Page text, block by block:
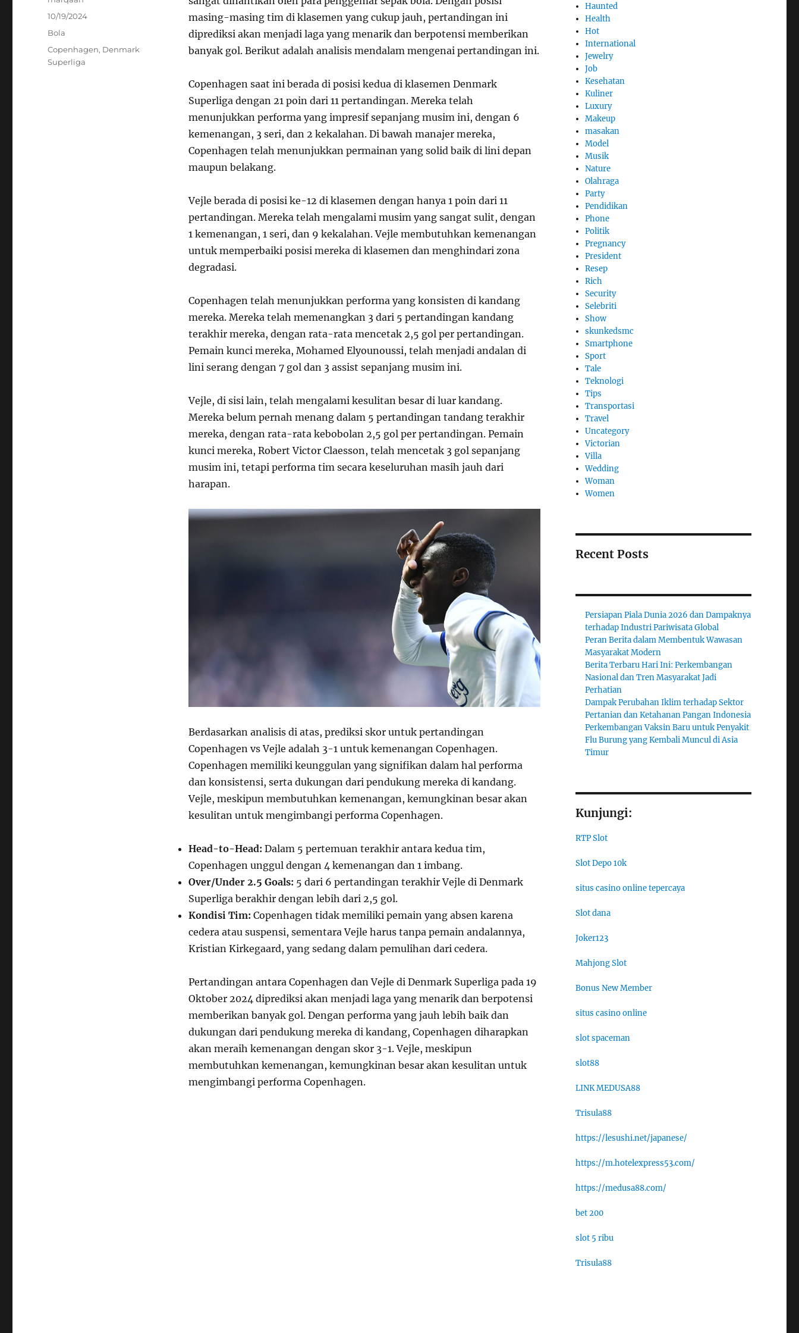
masing-masing tim di klasemen yang cukup jauh, pertandingan ini
diprediksi akan menjadi laga yang menarik dan berpotensi memberikan
banyak gol. Berikut adalah analisis mendalam mengenai pertandingan ini.
Copenhagen saat ini berada di posisi kedua di klasemen Denmark
Superliga dengan 21 poin dari 11 pertandingan. Mereka telah
menunjukkan performa yang impresif sepanjang musim ini, dengan 6
kemenangan, 3 seri, dan 2 kekalahan. Di bawah manajer mereka,
Copenhagen telah menunjukkan permainan yang solid baik di lini depan
maupun belakang.
Vejle berada di posisi ke-12 di klasemen dengan hanya 1 poin dari 11
pertandingan. Mereka telah mengalami musim yang sangat sulit, dengan
1 kemenangan, 1 seri, dan 9 kekalahan. Vejle membutuhkan kemenangan
untuk memperbaiki posisi mereka di klasemen dan menghindari zona
degradasi.
Copenhagen telah menunjukkan performa yang konsisten di kandang
mereka. Mereka telah memenangkan 3 dari 5 pertandingan kandang
terakhir mereka, dengan rata-rata mencetak 2,5 gol per pertandingan.
Pemain kunci mereka, Mohamed Elyounoussi, telah menjadi andalan di
lini serang dengan 7 gol dan 3 assist sepanjang musim ini.
Vejle, di sisi lain, telah mengalami kesulitan besar di luar kandang.
Mereka belum pernah menang dalam 5 pertandingan tandang terakhir
mereka, dengan rata-rata kebobolan 2,5 gol per pertandingan. Pemain
kunci mereka, Robert Victor Claesson, telah mencetak 3 gol sepanjang
musim ini, tetapi performa tim secara keseluruhan masih jauh dari
harapan.
Berdasarkan analisis di atas, prediksi skor untuk pertandingan
Copenhagen vs Vejle adalah 3-1 untuk kemenangan Copenhagen.
Copenhagen memiliki keunggulan yang signifikan dalam hal performa
dan konsistensi, serta dukungan dari pendukung mereka di kandang.
Vejle, meskipun membutuhkan kemenangan, kemungkinan besar akan
kesulitan untuk mengimbangi performa Copenhagen.
Head-to-Head: Dalam 5 pertemuan terakhir antara kedua tim,
Copenhagen unggul dengan 4 kemenangan dan 1 imbang.
Over/Under 2.5 Goals: 5 dari 6 pertandingan terakhir Vejle di Denmark
Superliga berakhir dengan lebih dari 2,5 gol.
Kondisi Tim: Copenhagen tidak memiliki pemain yang absen karena
cedera atau suspensi, sementara Vejle harus tanpa pemain andalannya,
Kristian Kirkegaard, yang sedang dalam pemulihan dari cedera.
Pertandingan antara Copenhagen dan Vejle di Denmark Superliga pada 19
Oktober 2024 diprediksi akan menjadi laga yang menarik dan berpotensi
memberikan banyak gol. Dengan performa yang jauh lebih baik dan
dukungan dari pendukung mereka di kandang, Copenhagen diharapkan
akan meraih kemenangan dengan skor 3-1. Vejle, meskipun
membutuhkan kemenangan, kemungkinan besar akan kesulitan untuk
mengimbangi performa Copenhagen.
Posted
on
10/19/2024
Categories
Bola
Tags
Copenhagen, Denmark
Superliga
Haunted
Health
Hot
International
Jewelry
Job
Kesehatan
Kuliner
Luxury
Makeup
masakan
Model
Musik
Nature
Olahraga
Party
Pendidikan
Phone
Politik
Pregnancy
President
Resep
Rich
Security
Selebriti
Show
skunkedsmc
Smartphone
Sport
Tale
Teknologi
Tips
Transportasi
Travel
Uncategory
Victorian
Villa
Wedding
Woman
Women
Recent Posts
Persiapan Piala Dunia 2026 dan Dampaknya
terhadap Industri Pariwisata Global
Peran Berita dalam Membentuk Wawasan
Masyarakat Modern
Berita Terbaru Hari Ini: Perkembangan
Nasional dan Tren Masyarakat Jadi
Perhatian
Dampak Perubahan Iklim terhadap Sektor
Pertanian dan Ketahanan Pangan Indonesia
Perkembangan Vaksin Baru untuk Penyakit
Flu Burung yang Kembali Muncul di Asia
Timur
Kunjungi:
RTP Slot
Slot Depo 10k
situs casino online tepercaya
Slot dana
Joker123
Mahjong Slot
Bonus New Member
situs casino online
slot spaceman
slot88
LINK MEDUSA88
Trisula88
https://lesushi.net/japanese/
https://m.hotelexpress53.com/
https://medusa88.com/
bet 200
slot 5 ribu
Trisula88